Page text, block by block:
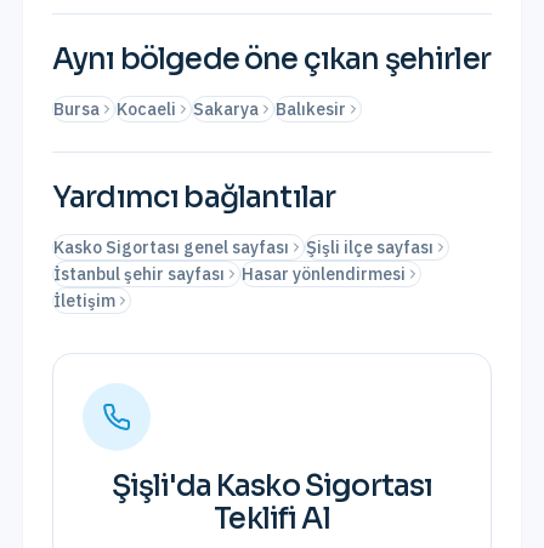
Aynı bölgede öne çıkan şehirler
Bursa Kocaeli Sakarya Balıkesir
Yardımcı bağlantılar
Kasko Sigortası genel sayfası
Şişli ilçe sayfası
İstanbul şehir sayfası
Hasar yönlendirmesi
İletişim
Şişli'da Kasko Sigortası
Teklifi Al